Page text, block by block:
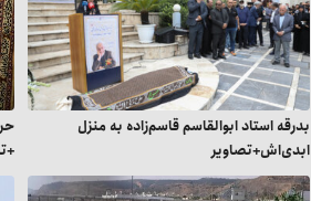
بدرقه استاد ابوالقاسم قاسم‌زاده به منزل
ابدی‌اش+تصاویر